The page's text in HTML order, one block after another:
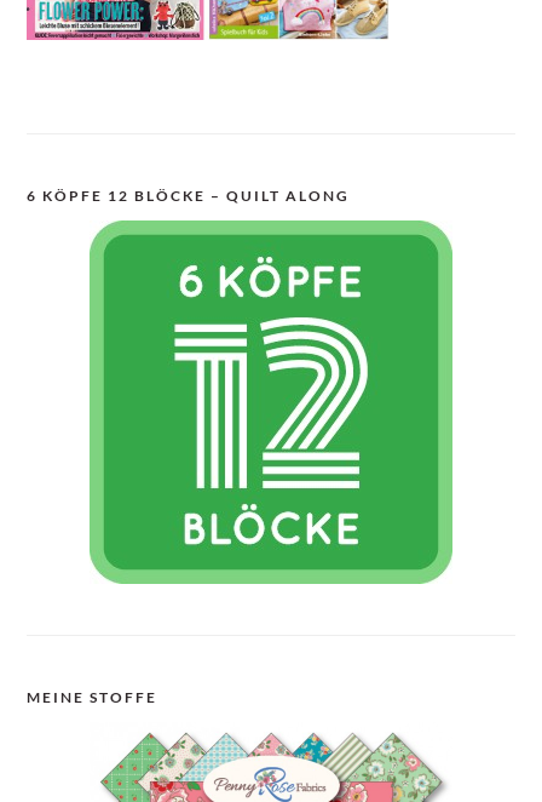
6 KÖPFE 12 BLÖCKE – QUILT ALONG
MEINE STOFFE